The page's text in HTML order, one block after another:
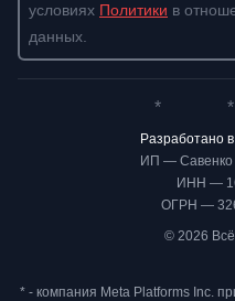
условиях Политики в
данных.
ИП — Савенко
ИНН —
ОГРН —
© 2026
* *
Разработано
* - компания Meta Platforms Inc.